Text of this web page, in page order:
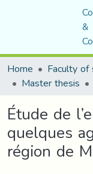
&
Home
Faculty of
Master thesis
Étude de
quelques
région de